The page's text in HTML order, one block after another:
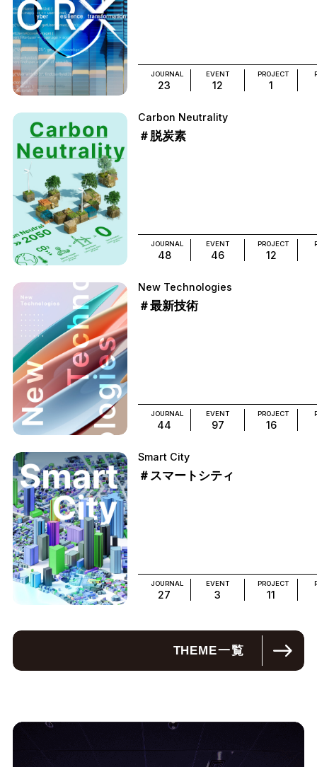
JOURNAL
23
EVENT
12
PROJECT
1
Carbon Neutrality
＃脱炭素
JOURNAL
48
EVENT
46
PROJECT
12
New Technologies
＃最新技術
JOURNAL
44
EVENT
97
PROJECT
16
Smart City
＃スマートシティ
JOURNAL
27
EVENT
3
PROJECT
11
THEME一覧